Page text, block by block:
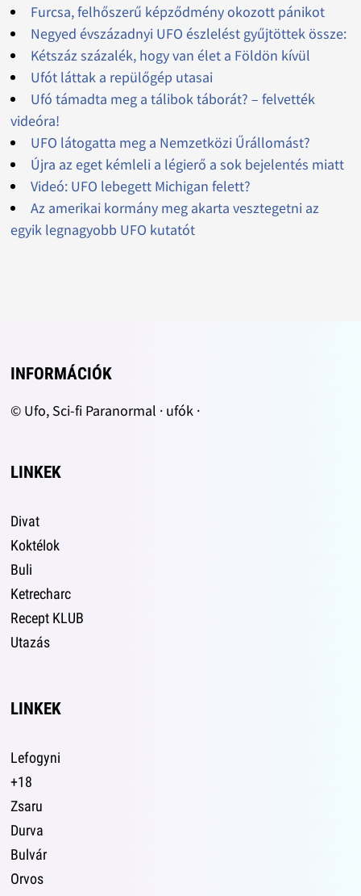
Furcsa, felhőszerű képződmény okozott pánikot
Negyed évszázadnyi UFO észlelést gyűjtöttek össze:
Kétszáz százalék, hogy van élet a Földön kívül
Ufót láttak a repülőgép utasai
Ufó támadta meg a tálibok táborát? – felvették
videóra!
UFO látogatta meg a Nemzetközi Űrállomást?
Újra az eget kémleli a légierő a sok bejelentés miatt
Videó: UFO lebegett Michigan felett?
Az amerikai kormány meg akarta vesztegetni az
egyik legnagyobb UFO kutatót
INFORMÁCIÓK
© Ufo, Sci-fi Paranormal · ufók ·
LINKEK
Divat
Koktélok
Buli
Ketrecharc
Recept KLUB
Utazás
LINKEK
Lefogyni
+18
Zsaru
Durva
Bulvár
Orvos